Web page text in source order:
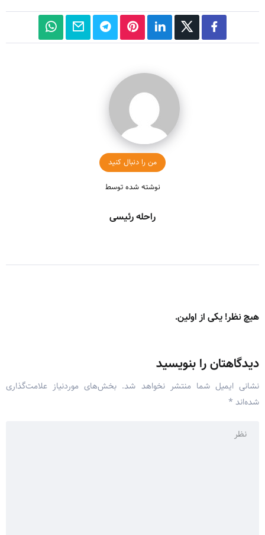
من را دنبال کنید
نوشته شده توسط
راحله رئیسی
هیچ نظر! یکی از اولین.
دیدگاهتان را بنویسید
نشانی ایمیل شما منتشر نخواهد شد. بخش‌های موردنیاز علامت‌گذاری
شده‌اند *